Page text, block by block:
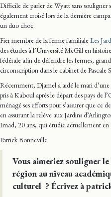
Difficile de parler de Wyatt sans
également croisé lors de la dernière
un duo choc.
Fier membre de la ferme familialeLes
des études à l’Université McGill en
fédérale afin de défendre les fermes,
circonscription dans le cabinet de Pascale
Récemment, Djamel a aidé le mari
pris à Kaboul après le départ des pays de
ménagé ses efforts pour s’assurer que ce
en assurant la relève aux Jardins
Imad, 20 ans, qui étudie actuellement
Patrick Bonneville
Vous aimeriez souligner le
région au niveau
culturel ? Écrivez à